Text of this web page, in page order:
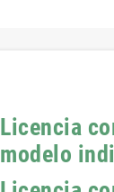
Licencia
modelo